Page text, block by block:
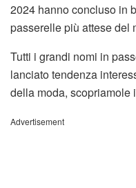
2024 hanno concluso in
passerelle più attese del
Tutti i grandi nomi in
lanciato tendenza
della moda, scopriamole
Advertisement